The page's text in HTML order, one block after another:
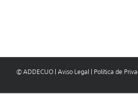
© ADDECUO Aviso Legal Política de